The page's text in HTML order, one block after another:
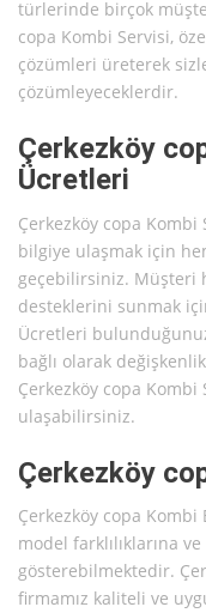
türlerinde birçok
copa Kombi Servisi,
çözümleri üreterek
çözümleyeceklerdir.
Çerkezköy
Ücretleri
Çerkezköy copa
bilgiye ulaşmak için
geçebilirsiniz. Müşteri
desteklerini sunmak
Ücretleri
bağlı olarak
Çerkezköy copa Kombi
ulaşabilirsiniz.
Çerkezköy
Çerkezköy copa Kombi
model farklılıklarına
gösterebilmektedir.
firmamız kaliteli ve